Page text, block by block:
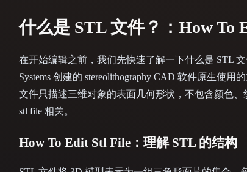
什么是 STL 文件？：How To
在开始编辑之前，我们先快速了解一下什么是 STL
Systems 创建的 stereolithography CAD 软件原生使
文件只描述三维对象的表面几何形状，不包含颜色
stl file 相关。
How To Edit Stl File：理解 STL 的结构